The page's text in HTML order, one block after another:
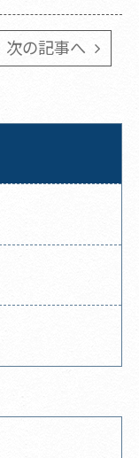
次の記事へ